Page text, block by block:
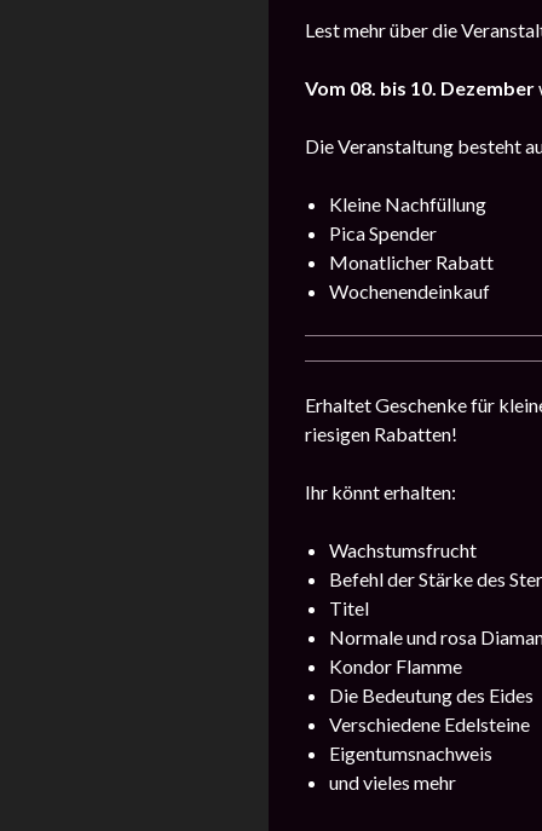
Lest mehr über die
Vom 08. bis 10. Dezember
Die Veranstaltung besteht
Kleine Nachfüllung
Pica Spender
Monatlicher Rabatt
Wochenendeinkauf
Erhaltet Geschenke für
riesigen Rabatten!
Ihr könnt erhalten:
Wachstumsfrucht
Befehl der Stärke des
Titel
Normale und rosa
Kondor Flamme
Die Bedeutung des Eides
Verschiedene Edelsteine
Eigentumsnachweis
und vieles mehr